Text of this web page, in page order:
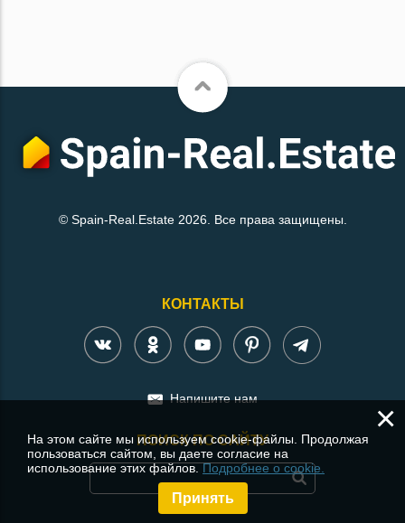
© Spain-Real.Estate 2026. Все права защищены.
КОНТАКТЫ
Напишите нам
ПОИСК ПО САЙТУ
×
На этом сайте мы используем cookie-файлы. Продолжая
пользоваться сайтом, вы даете согласие на
использование этих файлов.Подробнее о cookie.
Принять